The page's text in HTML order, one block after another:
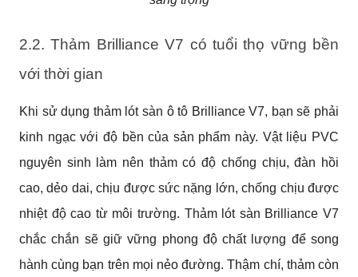
2.2. Thảm Brilliance V7 có tuổi thọ vững bền
với thời gian
Khi sử dụng thảm lót sàn ô tô Brilliance V7, bạn sẽ phải
kinh ngạc với độ bền của sản phẩm này. Vật liệu PVC
nguyên sinh làm nên thảm có độ chống chịu, đàn hồi
cao, dẻo dai, chịu được sức nặng lớn, chống chịu được
nhiệt độ cao từ môi trường. Thảm lót sàn Brilliance V7
chắc chắn sẽ giữ vững phong độ chất lượng để song
hành cùng bạn trên mọi nẻo đường. Thậm chí, thảm còn